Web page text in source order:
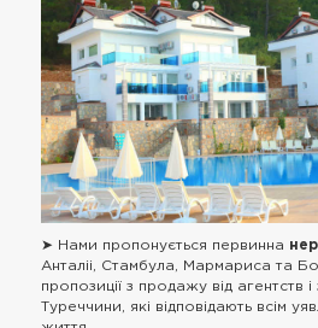
➤ Нами пропонується первинна
Анталіі, Стамбула, Мармариса та
пропозиції з продажу від агентств і
Туреччини, які відповідають всім